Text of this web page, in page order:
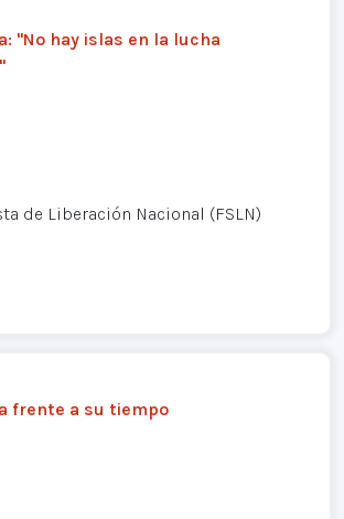
"No hay islas en la lucha
de Liberación Nacional (FSLN)
frente a su tiempo